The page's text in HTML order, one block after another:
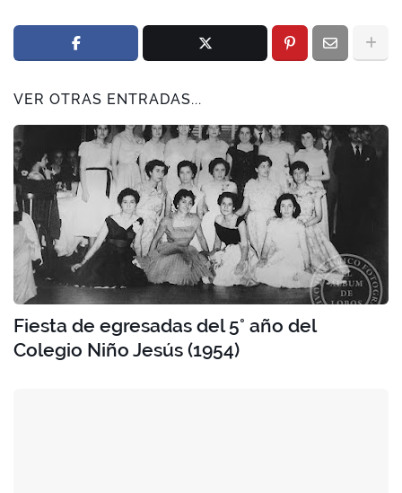
VER OTRAS ENTRADAS...
Fiesta de egresadas del 5° año del
Colegio Niño Jesús (1954)